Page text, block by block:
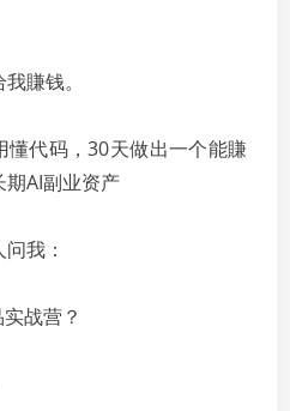
賺钱。
懂代码，30天做出一个能賺
AI副业资产
我：
战营？